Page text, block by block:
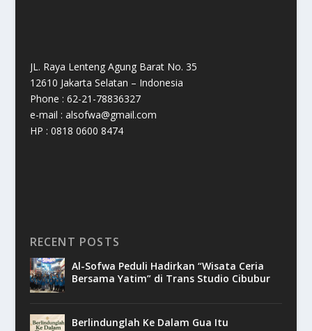
JL. Raya Lenteng Agung Barat No. 35
12610 Jakarta Selatan – Indonesia
Phone : 62-21-78836327
e-mail : alsofwa@gmail.com
HP : 0818 0600 8474
RECENT POSTS
Al-Sofwa Peduli Hadirkan “Wisata Ceria
Bersama Yatim” di Trans Studio Cibubur
Berlindunglah Ke Dalam Gua Itu